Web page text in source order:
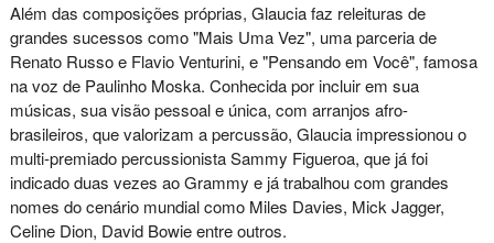
Além das composições próprias, Glaucia faz releituras de
grandes sucessos como "Mais Uma Vez", uma parceria de
Renato Russo e Flavio Venturini, e "Pensando em Você", famosa
na voz de Paulinho Moska. Conhecida por incluir em sua
músicas, sua visão pessoal e única, com arranjos afro-
brasileiros, que valorizam a percussão, Glaucia impressionou o
multi-premiado percussionista Sammy Figueroa, que já foi
indicado duas vezes ao Grammy e já trabalhou com grandes
nomes do cenário mundial como Miles Davies, Mick Jagger,
Celine Dion, David Bowie entre outros.